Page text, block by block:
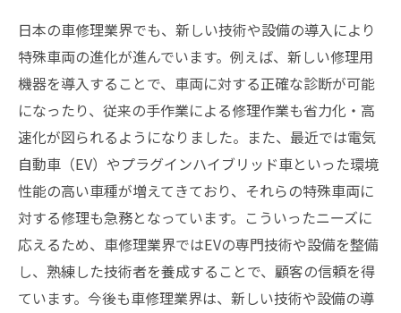
日本の車修理業界でも、新しい技術や設備の導入により
特殊車両の進化が進んでいます。例えば、新しい修理用
機器を導入することで、車両に対する正確な診断が可能
になったり、従来の手作業による修理作業も省力化・高
速化が図られるようになりました。また、最近では電気
自動車（EV）やプラグインハイブリッド車といった環境
性能の高い車種が増えてきており、それらの特殊車両に
対する修理も急務となっています。こういったニーズに
応えるため、車修理業界ではEVの専門技術や設備を整備
し、熟練した技術者を養成することで、顧客の信頼を得
ています。今後も車修理業界は、新しい技術や設備の導